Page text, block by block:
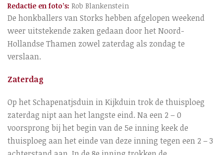
Redactie en foto’s: Rob Blankenstein
De honkballers van Storks hebben afgelopen weekend
weer uitstekende zaken gedaan door het Noord-
Hollandse Thamen zowel zaterdag als zondag te
verslaan.
Zaterdag
Op het Schapenatjsduin in Kijkduin trok de thuisploeg
zaterdag nipt aan het langste eind. Na een 2 – 0
voorsprong bij het begin van de 5e inning keek de
thuisploeg aan het einde van deze inning tegen een 2 – 3